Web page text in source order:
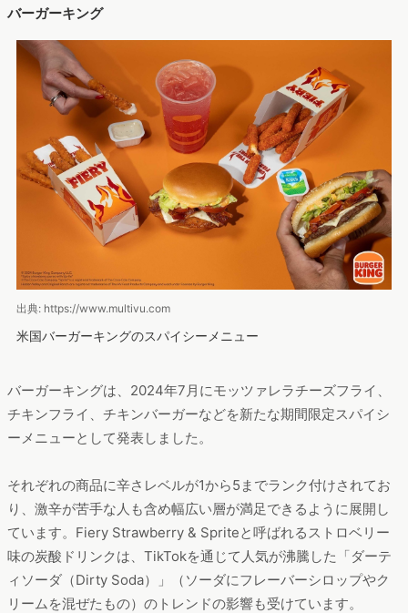
バーガーキング
出典: https://www.multivu.com
米国バーガーキングのスパイシーメニュー
バーガーキングは、2024年7月にモッツァレラチーズフライ、
チキンフライ、チキンバーガーなどを新たな期間限定スパイシ
ーメニューとして発表しました。
それぞれの商品に辛さレベルが1から5までランク付けされてお
り、激辛が苦手な人も含め幅広い層が満足できるように展開し
ています。Fiery Strawberry & Spriteと呼ばれるストロベリー
味の炭酸ドリンクは、TikTokを通じて人気が沸騰した「ダーテ
ィソーダ（Dirty Soda）」（ソーダにフレーバーシロップやク
リームを混ぜたもの）のトレンドの影響も受けています。